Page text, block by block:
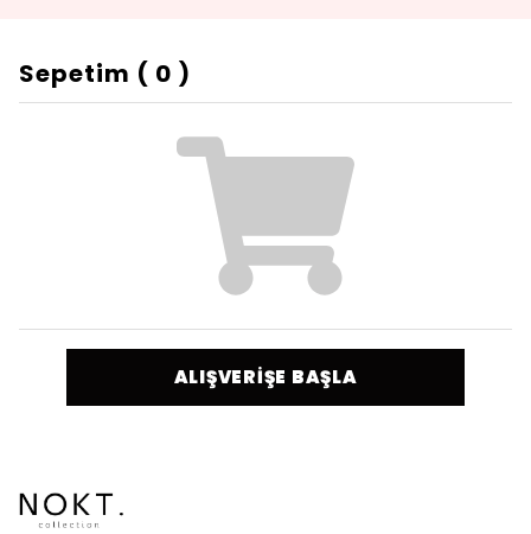
Sepetim ( 0 )
ALIŞVERİŞE BAŞLA